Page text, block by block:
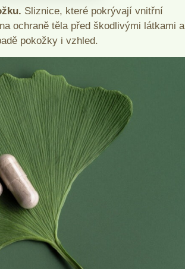
Sliznice, které pokrývají vnitřní
ochraně těla před škodlivými látkami a
pokožky i vzhled.